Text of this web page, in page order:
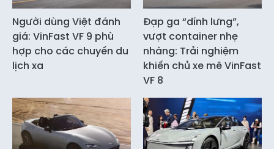
Người dùng Việt đánh
giá: VinFast VF 9 phù
hợp cho các chuyến du
lịch xa
Đạp ga “dính lưng”,
vượt container nhẹ
nhàng: Trải nghiệm
khiến chủ xe mê VinFast
VF 8